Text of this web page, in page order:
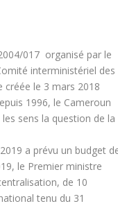
017 organisé par le
interministériel des
créée le 3 mars 2018
1996, le Cameroun
sens la question de la
a prévu un budget
le Premier ministre
de 10
tenu du 31